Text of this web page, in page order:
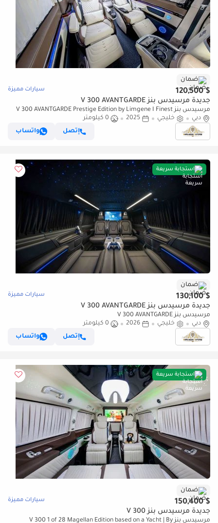
ضمان
$ 120,500 سيارات مميزة
جديدة مرسيدس بنز V 300 AVANTGARDE
مرسيدس بنز V 300 AVANTGARDE Prestige Edition by Limgene I Finest
Leather in the World
دبي خليجي 2025
0 كيلومتر
إتصل
واتساب
استجابة سريعة
ضمان
$ 130,100 سيارات مميزة
جديدة مرسيدس بنز V 300 AVANTGARDE
مرسيدس بنز V 300 AVANTGARDE
دبي
خليجي 2026
0 كيلومتر
إتصل
واتساب
استجابة سريعة
ضمان
$ 150,400 سيارات مميزة
جديدة مرسيدس بنز V 300
مرسيدس بنز V 300 1 of 28 Magellan Edition based on a Yacht | By